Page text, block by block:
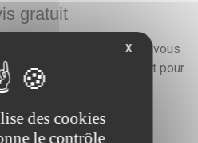
gratuit
grande disponibilité pour vous
et élaborer un devis gratuit pour
votre événement.
X
des cookies
le contrôle